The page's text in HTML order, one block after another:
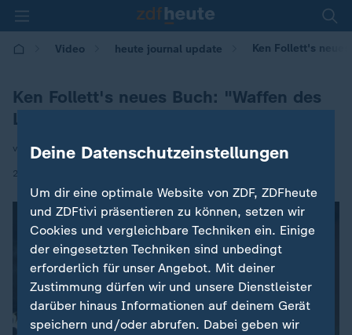
Video heute journal update Ken Follett's
Ken Follett's neues Buch: "Waffen des
Lichts"
von Wolf-Christian Ulrich
26.09.2023 | 00:15
Deine Datenschutzeinstellungen
Um dir eine optimale Website von ZDF, ZDFheute
und ZDFtivi präsentieren zu können, setzen wir
Cookies und vergleichbare Techniken ein. Einige
der eingesetzten Techniken sind unbedingt
erforderlich für unser Angebot. Mit deiner
Zustimmung dürfen wir und unsere Dienstleister
darüber hinaus Informationen auf deinem Gerät
speichern und/oder abrufen. Dabei geben wir